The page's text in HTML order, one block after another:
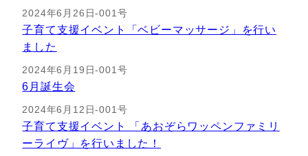
2024年6月26日-001号
子育て支援イベント「ベビーマッサージ」を行い
ました
2024年6月19日-001号
6月誕生会
2024年6月12日-001号
子育て支援イベント 「あおぞらワッペンファミリ
ーライヴ」を行いました！